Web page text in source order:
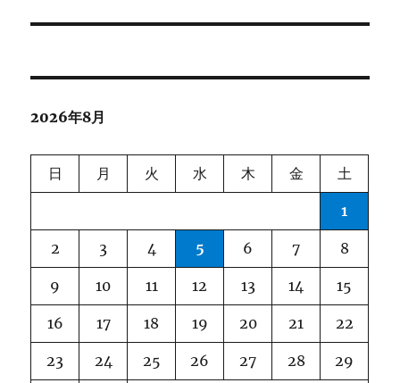
ゲ
ー
シ
ョ
ン
2026年8月
日 月 火 水 木 金 土
1
2 3 4 5 6 7 8
9 10 11 12 13 14 15
16 17 18 19 20 21 22
23 24 25 26 27 28 29